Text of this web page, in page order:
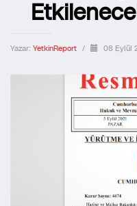
Yazar: YetkinReport / 08 Eylül